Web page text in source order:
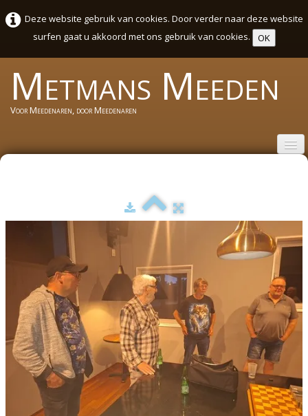
Deze website gebruik van cookies. Door verder naar deze website
surfen gaat u akkoord met ons gebruik van cookies.
OK
Metmans Meeden
Voor Meedenaren, door Meedenaren
Activiteiten Agenda Meeden
Sport en cultuurweek 2026
▼